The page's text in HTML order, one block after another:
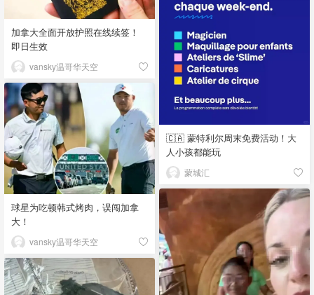
加拿大全面开放护照在线续签！
即日生效
vansky温哥华天空
🇨🇦 蒙特利尔周末免费活动！大
人小孩都能玩
蒙城汇
球星为吃顿韩式烤肉，误闯加拿
大！
vansky温哥华天空